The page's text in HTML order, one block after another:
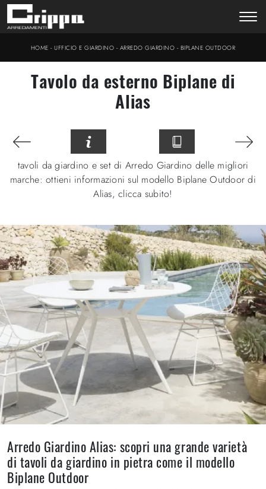
HOME -UFFICIO E GIARDINO - ARREDO GIARDINO - BIPLANE OUTDOOR
Tavolo da esterno Biplane di
Alias
tavoli da giardino e set di Arredo Giardino delle migliori
marche: ottieni informazioni sul modello Biplane Outdoor di
Alias, clicca subito!
Arredo Giardino Alias: scopri una grande varietà
di tavoli da giardino in pietra come il modello
Biplane Outdoor